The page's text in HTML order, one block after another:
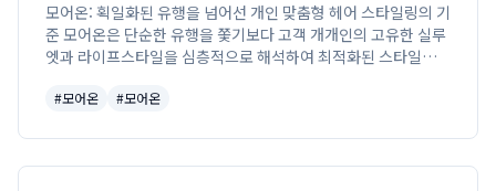
모어온: 획일화된 유행을 넘어선 개인 맞춤형 헤어 스타일링의 기
준 모어온은 단순한 유행을 쫓기보다 고객 개개인의 고유한 실루
엣과 라이프스타일을 심층적으로 해석하여 최적화된 스타일을
#모어온 #모어온